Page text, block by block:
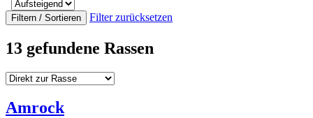
Filtern / Sortieren Filter zurücksetzen
13 gefundene Rassen
Amrock